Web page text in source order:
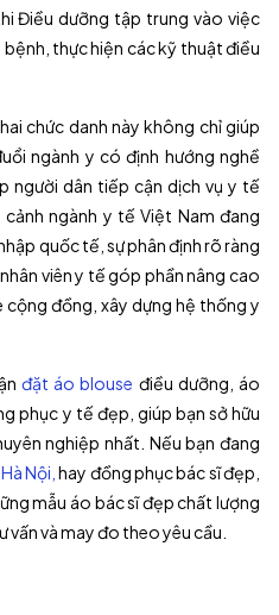
Điều dưỡng tập trung vào việc
thực hiện các kỹ thuật điều
chức danh này không chỉ giúp
ngành y có định hướng nghề
người dân tiếp cận dịch vụ y tế
ngành y tế Việt Nam đang
quốc tế, sự phân định rõ ràng
viên y tế góp phần nâng cao
đồng, xây dựng hệ thống y
đặt áo blouse điều dưỡng, áo
phục y tế đẹp, giúp bạn sở hữu
nghiệp nhất. Nếu bạn đang
Nội, hay đồng phục bác sĩ đẹp,
mẫu áo bác sĩ đẹp chất lượng
và may đo theo yêu cầu.